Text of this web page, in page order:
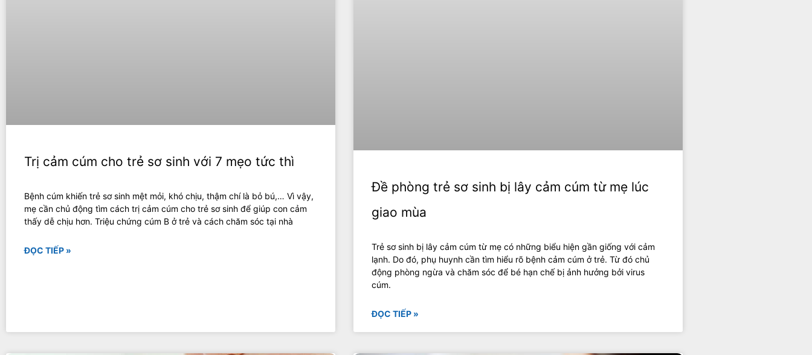
Trị cảm cúm cho trẻ sơ sinh với 7 mẹo tức thì
Bệnh cúm khiến trẻ sơ sinh mệt mỏi, khó chịu, thậm chí là bỏ bú,… Vì vậy,
mẹ cần chủ động tìm cách trị cảm cúm cho trẻ sơ sinh để giúp con cảm
thấy dễ chịu hơn. Triệu chứng cúm B ở trẻ và cách chăm sóc tại nhà
ĐỌC TIẾP »
Đề phòng trẻ sơ sinh bị lây cảm cúm từ mẹ lúc
giao mùa
Trẻ sơ sinh bị lây cảm cúm từ mẹ có những biểu hiện gần giống với cảm
lạnh. Do đó, phụ huynh cần tìm hiểu rõ bệnh cảm cúm ở trẻ. Từ đó chủ
động phòng ngừa và chăm sóc để bé hạn chế bị ảnh hưởng bởi virus
cúm.
ĐỌC TIẾP »